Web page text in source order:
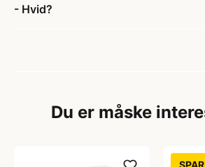
- Hvid?
Du er måske